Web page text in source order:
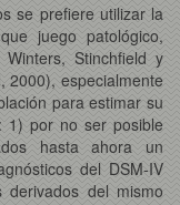
se prefiere utilizar la
juego patológico,
Stinchfield y
2000), especialmente
para estimar su
1) por no ser posible
hasta ahora un
del DSM-IV
derivados del mismo